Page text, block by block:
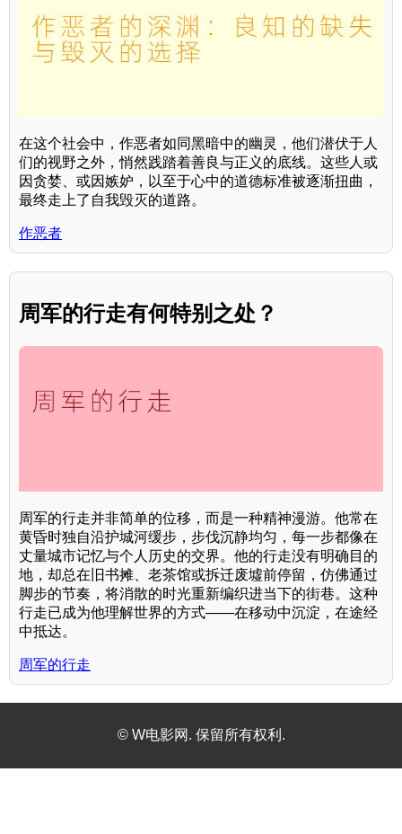
在这个社会中，作恶者如同黑暗中的幽灵，他们潜伏于人
们的视野之外，悄然践踏着善良与正义的底线。这些人或
因贪婪、或因嫉妒，以至于心中的道德标准被逐渐扭曲，
最终走上了自我毁灭的道路。
作恶者
周军的行走有何特别之处？
周军的行走并非简单的位移，而是一种精神漫游。他常在
黄昏时独自沿护城河缓步，步伐沉静均匀，每一步都像在
丈量城市记忆与个人历史的交界。他的行走没有明确目的
地，却总在旧书摊、老茶馆或拆迁废墟前停留，仿佛通过
脚步的节奏，将消散的时光重新编织进当下的街巷。这种
行走已成为他理解世界的方式——在移动中沉淀，在途经
中抵达。
周军的行走
© W电影网. 保留所有权利.